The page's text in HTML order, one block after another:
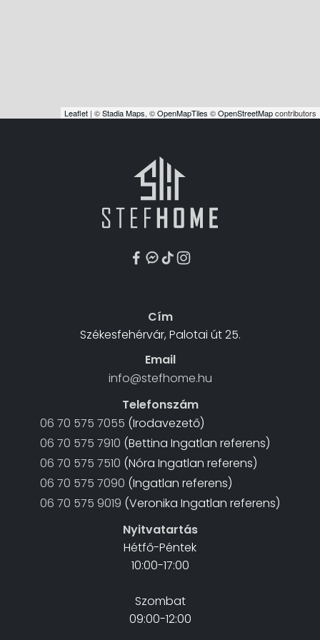
Leaflet | ©Stadia Maps, ©OpenMapTiles ©OpenStreetMapcontributors
Cím
Székesfehérvár, Palotai út 25.
Email
info@stefhome.hu
Telefonszám
06 70 575 7055 (Irodavezető)
06 70 575 7910 (Bettina Ingatlan referens)
06 70 575 7510 (Nóra Ingatlan referens)
06 70 575 7090 (Ingatlan referens)
06 70 575 9019 (Veronika Ingatlan referens)
Nyitvatartás
Hétfő-Péntek
10:00-17:00
Szombat
09:00-12:00